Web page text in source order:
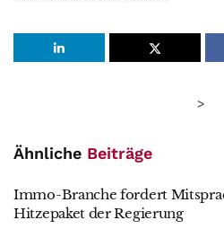
>
Ähnliche Beiträge
Immo-Branche fordert
Hitzepaket der Regierung